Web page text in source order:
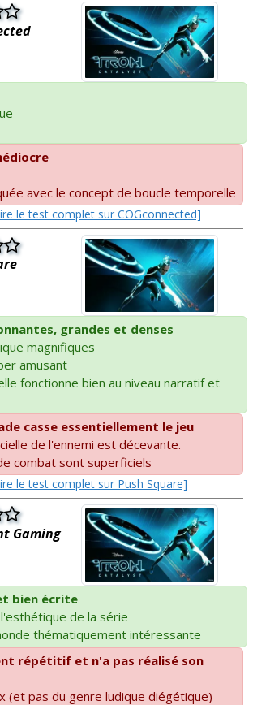
avec le concept de boucle temporelle
le test complet sur COGconnected]
grandes et denses
magnifiques
amusant
fonctionne bien au niveau narratif et
casse essentiellement le jeu
de l'ennemi est décevante.
combat sont superficiels
le test complet sur Push Square]
Gaming
bien écrite
de la série
thématiquement intéressante
répétitif et n'a pas réalisé son
(et pas du genre ludique diégétique)